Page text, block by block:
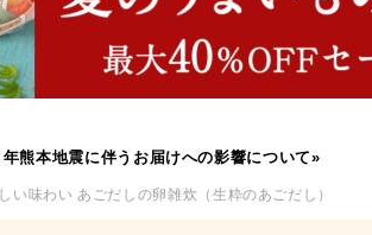
熊本地震に伴うお届けへの影響について»
い味わい あごだしの卵雑炊（生粋のあごだし）